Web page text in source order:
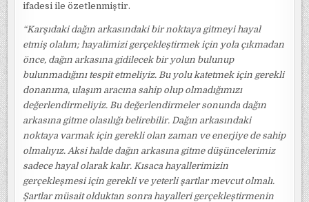
ifadesi ile özetlenmiştir.
“Karşıdaki dağın arkasındaki bir noktaya gitmeyi hayal
etmiş olalım; hayalimizi gerçekleştirmek için yola çıkmadan
önce, dağın arkasına gidilecek bir yolun bulunup
bulunmadığını tespit etmeliyiz. Bu yolu katetmek için gerekli
donanıma, ulaşım aracına sahip olup olmadığımızı
değerlendirmeliyiz. Bu değerlendirmeler sonunda dağın
arkasına gitme olasılığı belirebilir. Dağın arkasındaki
noktaya varmak için gerekli olan zaman ve enerjiye de sahip
olmalıyız. Aksi halde dağın arkasına gitme düşüncelerimiz
sadece hayal olarak kalır. Kısaca hayallerimizin
gerçekleşmesi için gerekli ve yeterli şartlar mevcut olmalı.
Şartlar müsait olduktan sonra hayalleri gerçekleştirmenin